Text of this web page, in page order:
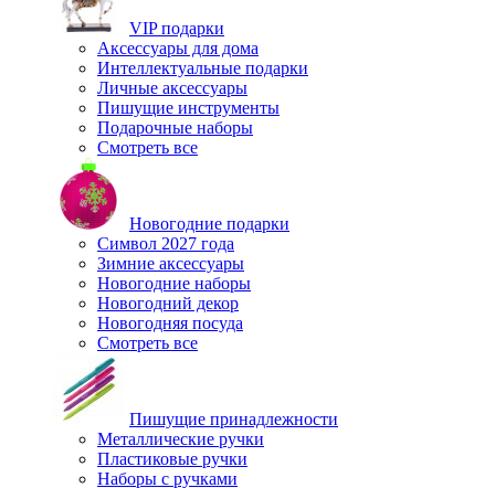
VIP подарки
Аксессуары для дома
Интеллектуальные подарки
Личные аксессуары
Пишущие инструменты
Подарочные наборы
Смотреть все
Новогодние подарки
Символ 2027 года
Зимние аксессуары
Новогодние наборы
Новогодний декор
Новогодняя посуда
Смотреть все
Пишущие принадлежности
Металлические ручки
Пластиковые ручки
Наборы с ручками